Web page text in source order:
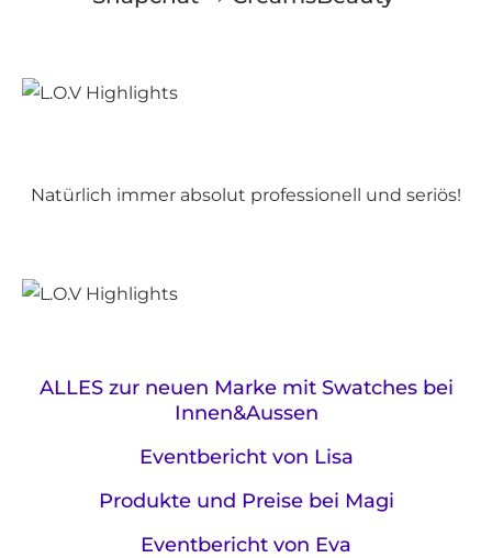
Natürlich immer absolut professionell und seriös!
ALLES zur neuen Marke mit Swatches bei
Innen&Aussen
Eventbericht von Lisa
Produkte und Preise bei Magi
Eventbericht von Eva